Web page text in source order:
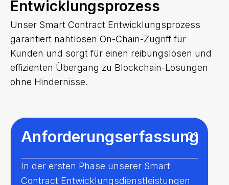
Entwicklungsprozess
Unser Smart Contract Entwicklungsprozess
garantiert nahtlosen On-Chain-Zugriff für
Kunden und sorgt für einen reibungslosen und
effizienten Übergang zu Blockchain-Lösungen
ohne Hindernisse.
Anforderungserfassung
01
In der ersten Phase unserer Smart
Contract Entwicklungsdienstleistungen